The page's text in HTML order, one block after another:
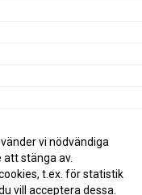
vi nödvändiga
stänga av.
t.ex. för statistik
vill acceptera dessa.